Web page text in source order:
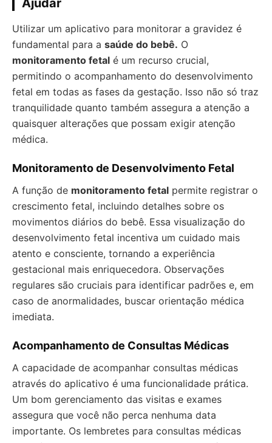
Ajudar
Utilizar um aplicativo para monitorar a gravidez é
fundamental para a saúde do bebê. O
monitoramento fetal é um recurso crucial,
permitindo o acompanhamento do desenvolvimento
fetal em todas as fases da gestação. Isso não só traz
tranquilidade quanto também assegura a atenção a
quaisquer alterações que possam exigir atenção
médica.
Monitoramento de Desenvolvimento Fetal
A função de monitoramento fetal permite registrar o
crescimento fetal, incluindo detalhes sobre os
movimentos diários do bebê. Essa visualização do
desenvolvimento fetal incentiva um cuidado mais
atento e consciente, tornando a experiência
gestacional mais enriquecedora. Observações
regulares são cruciais para identificar padrões e, em
caso de anormalidades, buscar orientação médica
imediata.
Acompanhamento de Consultas Médicas
A capacidade de acompanhar consultas médicas
através do aplicativo é uma funcionalidade prática.
Um bom gerenciamento das visitas e exames
assegura que você não perca nenhuma data
importante. Os lembretes para consultas médicas